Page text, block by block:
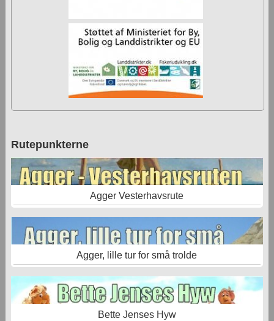
Rutepunkterne
Agger Vesterhavsrute
Agger, lille tur for små trolde
Bette Jenses Hyw